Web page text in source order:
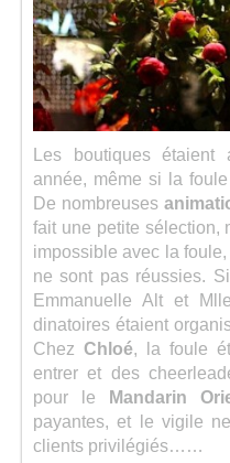
Les boutiques
année, même si la
De nombreuses
fait une petite sélection,
impossible avec la
ne sont pas réussies.
Emmanuelle Alt et
dinatoires étaient
Chez Chloé, la foule
entrer et des
pour le
Mandarin
payantes, et le vigile
clients privilégiés……